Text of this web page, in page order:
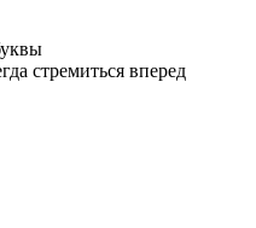
стремиться вперед